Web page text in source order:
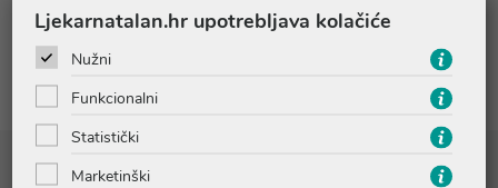
Recenzije (1)
Ljekarnatalan.hr upotrebljava kolačiće
Nužni
Funkcionalni
Statistički
Marketinški